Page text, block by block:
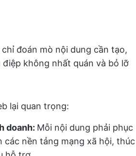
đoán mò nội dung cần tạo,
không nhất quán và bỏ lỡ
lại quan trọng:
doanh: Mỗi nội dung phải phục
nền tảng mạng xã hội, thúc